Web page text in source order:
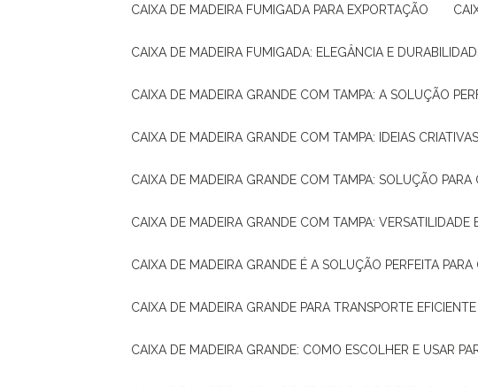
CAIXA DE MADEIRA FUMIGADA PARA EXPORTAÇÃO
CAIXA DE MADEIRA FUMIGADA: ELEGÂNCIA E
CAIXA DE MADEIRA GRANDE COM TAMPA: A SOLUÇÃO
CAIXA DE MADEIRA GRANDE COM TAMPA: IDEIAS CRIATIVAS
CAIXA DE MADEIRA GRANDE COM TAMPA: SOLUÇÃO
CAIXA DE MADEIRA GRANDE COM TAMPA:
CAIXA DE MADEIRA GRANDE É A SOLUÇÃO PERFEITA
CAIXA DE MADEIRA GRANDE PARA TRANSPORTE EFICIENTE
CAIXA DE MADEIRA GRANDE: COMO ESCOLHER E USAR